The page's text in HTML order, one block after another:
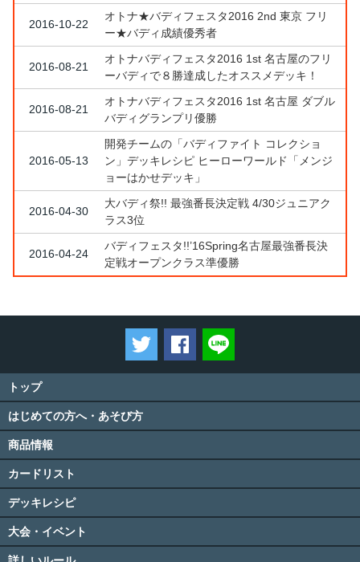
2016-10-22
オトナ★バディフェスタ2016 2nd 東京 フリ
ー★バディ成績優秀者
2016-08-21
オトナバディフェスタ2016 1st 名古屋のフリ
ーバディで８勝達成したオススメデッキ！
2016-08-21
オトナバディフェスタ2016 1st 名古屋 ダブル
バディグランプリ優勝
2016-05-13
開発チームの「バディファイト コレクショ
ン」デッキレシピ ヒーローワールド「メンジ
ョーはかせデッキ」
2016-04-30
大バディ祭!! 最強番長決定戦 4/30ジュニアク
ラス3位
2016-04-24
バディフェスタ!!’16Spring名古屋最強番長決
定戦オープンクラス準優勝
ツイートするFacebookでシェアする
トップ
はじめての方へ・あそび方
商品情報
カードリスト
デッキレシピ
大会・イベント